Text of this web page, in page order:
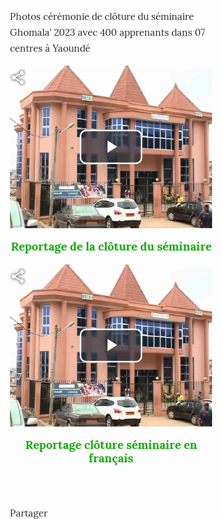
Photos cérémonie de clôture du séminaire
Ghomala' 2023 avec 400 apprenants dans 07
centres à Yaoundé
Fichier vidéo
Lire
la
vidéo
Reportage de la clôture du séminaire
Fichier vidéo
Lire
la
vidéo
Reportage clôture séminaire en
français
Partager